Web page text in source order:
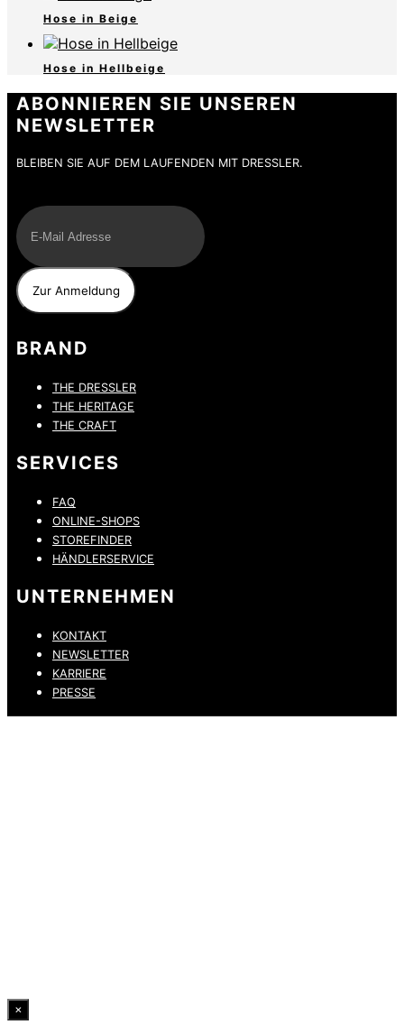
Hose in Beige
Hose in Hellbeige
ABONNIEREN SIE UNSEREN
NEWSLETTER
BLEIBEN SIE AUF DEM LAUFENDEN MIT DRESSLER.
BRAND
THE DRESSLER
THE HERITAGE
THE CRAFT
SERVICES
FAQ
ONLINE-SHOPS
STOREFINDER
HÄNDLERSERVICE
UNTERNEHMEN
KONTAKT
NEWSLETTER
KARRIERE
PRESSE
×